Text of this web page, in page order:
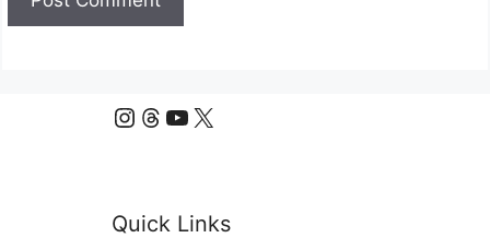
Instagram
Threads
YouTube
X
Quick Links